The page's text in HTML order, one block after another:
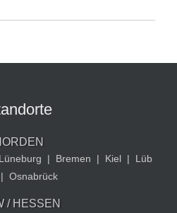
Lüneburg | Bremen | Kiel |
Lüb
| Osnabrück
/ HESSEN